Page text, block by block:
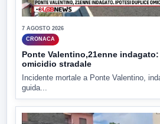
7 AGOSTO 2026
CRONACA
Ponte Valentino,21enne
omicidio stradale
Incidente mortale a Ponte Valentino,
guida...